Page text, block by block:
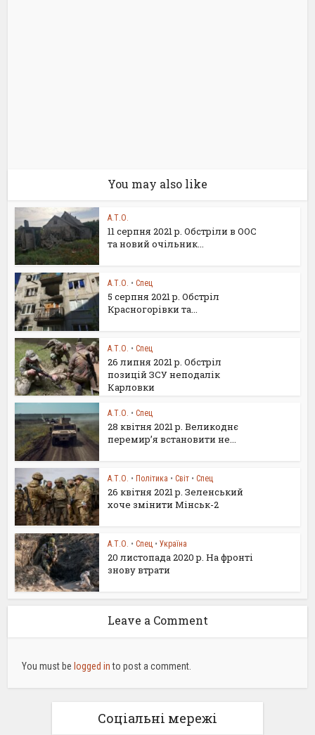
You may also like
А.Т.О.
11 серпня 2021 р. Обстріли в ООС
та новий очільник...
А.Т.О. • Спец
5 серпня 2021 р. Обстріл
Красногорівки та...
А.Т.О. • Спец
26 липня 2021 р. Обстріл
позицій ЗСУ неподалік
Карловки
А.Т.О. • Спец
28 квітня 2021 р. Великоднє
перемир’я встановити не...
А.Т.О. • Політика • Світ • Спец
26 квітня 2021 р. Зеленський
хоче змінити Мінськ-2
А.Т.О. • Спец • Україна
20 листопада 2020 р. На фронті
знову втрати
Leave a Comment
You must belogged into post a comment.
Соціальні мережі